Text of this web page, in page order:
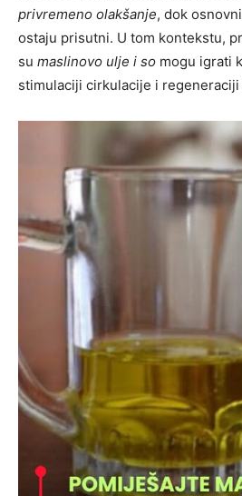
privremeno olakšanje, dok
ostaju prisutni. U tom kontekstu,
su maslinovo ulje i so mogu igrati
stimulaciji cirkulacije i regeneraciji